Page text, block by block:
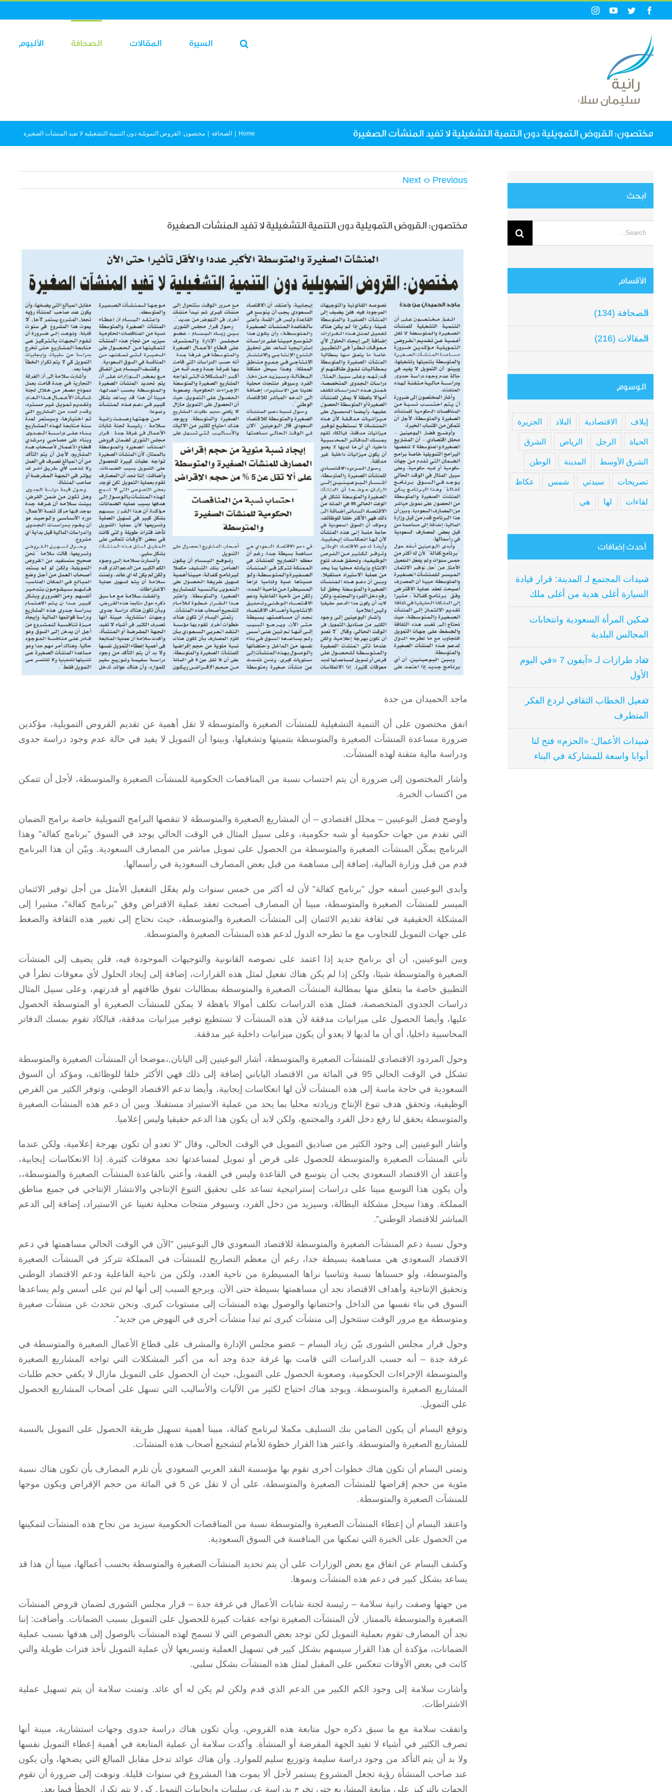
to
content
Facebook
Twitter
YouTube
Instagram
الألبوم الصحافة المقالات السيرة
مختصون: القروض التمويلية دون التنمية التشغيلية لا تفيد المنشآت الصغيرة Home الصحافة مختصون: القروض التمويلية دون التنمية التشغيلية لا تفيد المنشآت الصغيرة
Previous
Next
مختصون: القروض التمويلية دون التنمية التشغيلية لا تفيد المنشآت الصغيرة
Image
ماجد الحميدان من جدة
اتفق مختصون على أن التنمية التشغيلية للمنشآت الصغيرة والمتوسطة لا تقل أهمية عن تقديم القروض التمويلية، مؤكدين
ضرورة مساعدة المنشآت الصغيرة والمتوسطة بتنميتها وتشغيلها، وبينوا أن التمويل لا يفيد في حالة عدم وجود دراسة جدوى
ودراسة مالية متقنة لهذه المنشآت.
وأشار المختصون إلى ضرورة أن يتم احتساب نسبة من المناقصات الحكومية للمنشآت الصغيرة والمتوسطة، لأجل أن تتمكن
من اكتساب الخبرة.
وأوضح فضل البوعينين – محلل اقتصادي – أن المشاريع الصغيرة والمتوسطة لا تنقصها البرامج التمويلية خاصة برامج الضمان
التي تقدم من جهات حكومية أو شبه حكومية، وعلى سبيل المثال في الوقت الحالي يوجد في السوق ”برنامج كفالة” وهذا
البرنامج يمكّن المنشآت الصغيرة والمتوسطة من الحصول على تمويل مباشر من المصارف السعودية. وبيّن أن هذا البرنامج
قدم من قبل وزارة المالية، إضافة إلى مساهمة من قبل بعض المصارف السعودية في رأسمالها.
وأبدى البوعينين أسفه حول ”برنامج كفالة” لأن له أكثر من خمس سنوات ولم يفعّل التفعيل الأمثل من أجل توفير الائتمان
الميسر للمنشآت الصغيرة والمتوسطة، مبينا أن المصارف أصبحت تعقد عملية الاقتراض وفق ”برنامج كفالة”، مشيرا إلى
المشكلة الحقيقية في ثقافة تقديم الائتمان إلى المنشآت الصغيرة والمتوسطة، حيث نحتاج إلى تغيير هذه الثقافة والضغط
على جهات التمويل للتجاوب مع ما تطرحه الدول لدعم هذه المنشآت الصغيرة والمتوسطة.
وبين البوعينين، أن أي برنامج جديد إذا اعتمد على نصوصه القانونية والتوجيهات الموجودة فيه، فلن يضيف إلى المنشآت
الصغيرة والمتوسطة شيئا، ولكن إذا لم يكن هناك تفعيل لمثل هذه القرارات، إضافة إلى إيجاد الحلول لأي معوقات تطرأ في
التطبيق خاصة ما يتعلق منها بمطالبة المنشآت الصغيرة والمتوسطة بمطالبات تفوق طاقتهم أو قدرتهم، وعلى سبيل المثال
دراسات الجدوى المتخصصة، فمثل هذه الدراسات تكلف أموالا باهظة لا يمكن للمنشآت الصغيرة أو المتوسطة الحصول
عليها، وأيضا الحصول على ميزانيات مدققة لأن هذه المنشآت لا تستطيع توفير ميزانيات مدققة، فبالكاد تقوم بمسك الدفاتر
المحاسبية داخليا، أي أن ما لديها لا يعدو أن يكون ميزانيات داخلية غير مدققة.
وحول المردود الاقتصادي للمنشآت الصغيرة والمتوسطة، أشار البوعينين إلى اليابان,،موضحا أن المنشآت الصغيرة والمتوسطة
تشكل في الوقت الحالي 95 في المائة من الاقتصاد الياباني إضافة إلى ذلك فهي الأكثر خلقا للوظائف، ومؤكد أن السوق
السعودية في حاجة ماسة إلى هذه المنشآت لأن لها انعكاسات إيجابية، وأيضا تدعم الاقتصاد الوطني، وتوفر الكثير من الفرص
الوظيفية، وتحقق هدف تنوع الإنتاج وزيادته محليا بما يحد من عملية الاستيراد مستقبلا. وبين أن دعم هذه المنشآت الصغيرة
والمتوسطة يحقق لنا رفع دخل الفرد والمجتمع، ولكن لابد أن يكون هذا الدعم حقيقيا وليس إعلاميا.
وأشار البوعينين إلى وجود الكثير من صناديق التمويل في الوقت الحالي، وقال ”لا تعدو أن تكون بهرجة إعلامية، ولكن عندما
تأتي المنشآت الصغيرة والمتوسطة للحصول على قرض أو تمويل لمساعدتها تجد معوقات كثيرة. إذا الانعكاسات إيجابية،
وأعتقد أن الاقتصاد السعودي يجب أن يتوسع في القاعدة وليس في القمة، وأعني بالقاعدة المنشآت الصغيرة والمتوسطة،،
وأن يكون هذا التوسع مبينا على دراسات إستراتيجية تساعد على تحقيق التنوع الإنتاجي والانتشار الإنتاجي في جميع مناطق
المملكة. وهذا سيحل مشكلة البطالة، وسيزيد من دخل الفرد، وسيوفر منتجات محلية تغنينا عن الاستيراد، إضافة إلى الدعم
المباشر للاقتصاد الوطني”.
وحول نسبة دعم المنشآت الصغيرة والمتوسطة للاقتصاد السعودي قال البوعينين ”الآن في الوقت الحالي مساهمتها في دعم
الاقتصاد السعودي هي مساهمة بسيطة جدا، رغم أن معظم التصاريح للمنشآت في المملكة تتركز في المنشآت الصغيرة
والمتوسطة، ولو حسبناها نسبة وتناسبا نراها المسيطرة من ناحية العدد، ولكن من ناحية الفاعلية ودعم الاقتصاد الوطني
وتحقيق الإنتاجية وأهداف الاقتصاد نجد أن مساهمتها بسيطة حتى الآن. ويرجع السبب إلى أنها لم تبن على أسس ولم يساعدها
السوق في بناء نفسها من الداخل واحتضانها والوصول بهذه المنشآت إلى مستويات كبرى. ونحن نتحدث عن منشآت صغيرة
ومتوسطة مع مرور الوقت ستتحول إلى منشآت كبرى ثم تبدأ منشآت أخرى في النهوض من جديد”.
وحول قرار مجلس الشورى بيّن زياد البسام – عضو مجلس الإدارة والمشرف على قطاع الأعمال الصغيرة والمتوسطة في
غرفة جدة – أنه حسب الدراسات التي قامت بها غرفة جدة وجد أنه من أكبر المشكلات التي تواجه المشاريع الصغيرة
والمتوسطة الإجراءات الحكومية، وصعوبة الحصول على التمويل، حيث أن الحصول على التمويل مازال لا يكفي حجم طلبات
المشاريع الصغيرة والمتوسطة. ويوجد هناك احتياج لكثير من الآليات والأساليب التي تسهل على أصحاب المشاريع الحصول
على التمويل.
وتوقع البسام أن يكون الضامن بنك التسليف مكملا لبرنامج كفالة، مبينا أهمية تسهيل طريقة الحصول على التمويل بالنسبة
للمشاريع الصغيرة والمتوسطة. واعتبر هذا القرار خطوة للأمام لتشجيع أصحاب هذه المنشآت.
وتمنى البسام أن تكون هناك خطوات أخرى تقوم بها مؤسسة النقد العربي السعودي بأن تلزم المصارف بأن تكون هناك نسبة
مئوية من حجم إقراضها للمنشآت الصغيرة والمتوسطة، على أن لا تقل عن 5 في المائة من حجم الإقراض ويكون موجها
للمنشآت الصغيرة والمتوسطة.
واعتقد البسام أن إعطاء المنشآت الصغيرة والمتوسطة نسبة من المناقصات الحكومية سيزيد من نجاح هذه المنشآت لتمكينها
من الحصول على الخبرة التي تمكنها من المنافسة في السوق السعودية.
وكشف البسام عن اتفاق مع بعض الوزارات على أن يتم تحديد المنشآت الصغيرة والمتوسطة بحسب أعمالها، مبينا أن هذا قد
يساعد بشكل كبير في دعم هذه المنشآت ونموها.
من جهتها وصفت رانية سلامة – رئيسة لجنة شابات الأعمال في غرفة جدة – قرار مجلس الشورى لضمان قروض المنشآت
الصغيرة والمتوسطة بالممتاز, لأن المنشآت الصغيرة تواجه عقبات كبيرة للحصول على التمويل بسبب الضمانات. وأضافت: إننا
نجد أن المصارف تقوم بعملية التمويل لكن توجد بعض النصوص التي لا تسمح لهذه المنشآت بالوصول إلى هدفها بسبب عملية
الضمانات، مؤكدة أن هذا القرار سيسهم بشكل كبير في تسهيل العملية وتسريعها لأن عملية التمويل تأخذ فترات طويلة والتي
كانت في بعض الأوقات تنعكس على المقبل لمثل هذه المنشآت بشكل سلبي.
وأشارت سلامة إلى وجود الكم الكبير من الدعم الذي قدم ولكن لم يكن له أي عائد. وتمنت سلامة أن يتم تسهيل عملية
الاشتراطات.
واتفقت سلامة مع ما سبق ذكره حول متابعة هذه القروض، وبأن تكون هناك دراسة جدوى وجهات استشارية، مبينة أنها
تصرف الكثير في أشياء لا تفيد الجهة المقرضة أو المنشأة. وأكدت سلامة أن عملية المتابعة في أهمية إعطاء التمويل نفسها
ولا بد أن يتم التأكد من وجود دراسة سليمة وتوزيع سليم للموارد, وأن هناك عوائد تدخل مقابل المبالغ التي يضخها، وأن يكون
عند صاحب المنشأة رؤية تجعل المشروع يستمر لأجل ألا يموت هذا المشروع في سنوات قليلة. ونوهت إلى ضرورة أن تقوم
الجهات بالتركيز على متابعة المشاريع حتى تخرج بدراسة عن سلبيات وإيجابيات التمويل كي لا يتم تكرار الخطأ فيما بعد.
ابحث
الأقسام
الصحافة (134)
المقالات (216)
الوسوم
إيلاف الاقتصادية البلاد الجزيرة
الحياة الرجل الرياض الشرق
الشرق الأوسط المدينة الوطن
تصريحات سيدتي شمس عكاظ
لقاءات لها هي
أحدث إضافات
سيدات المجتمع لـ المدينة: قرار قيادة
السيارة أغلى هدية من أغلى ملك
تمكين المرأة السعودية وانتخابات
المجالس البلدية
نفاد طرازات لـ «آيفون 7 «في اليوم
الأول
تفعيل الخطاب الثقافي لردع الفكر
المتطرف
سيدات الأعمال: «الحزم» فتح لنا
أبوابا واسعة للمشاركة في البناء